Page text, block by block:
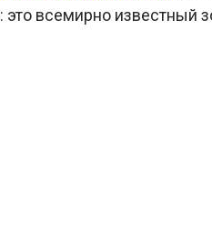
всемирно известный